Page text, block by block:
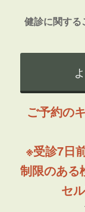
健診に関する
ご予約の
※受診7日
制限のある
セ